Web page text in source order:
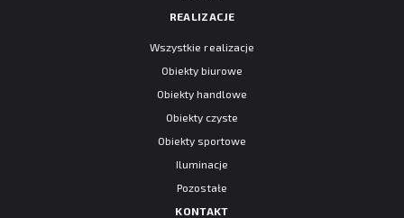
REALIZACJE
Wszystkie realizacje
Obiekty biurowe
Obiekty handlowe
Obiekty czyste
Obiekty sportowe
Iluminacje
Pozostałe
KONTAKT